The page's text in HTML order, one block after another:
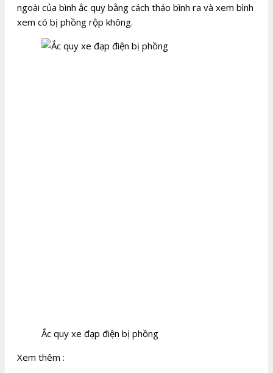
ngoài của bình ắc quy bằng cách tháo bình ra và xem bình
xem có bị phồng rộp không.
Ắc quy xe đạp điện bị phồng
Xem thêm :